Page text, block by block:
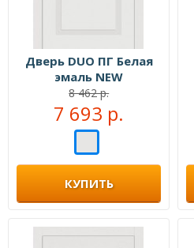
Дверь DUO ПГ Белая
эмаль NEW
8 462 р.
7 693 р.
КУПИТЬ